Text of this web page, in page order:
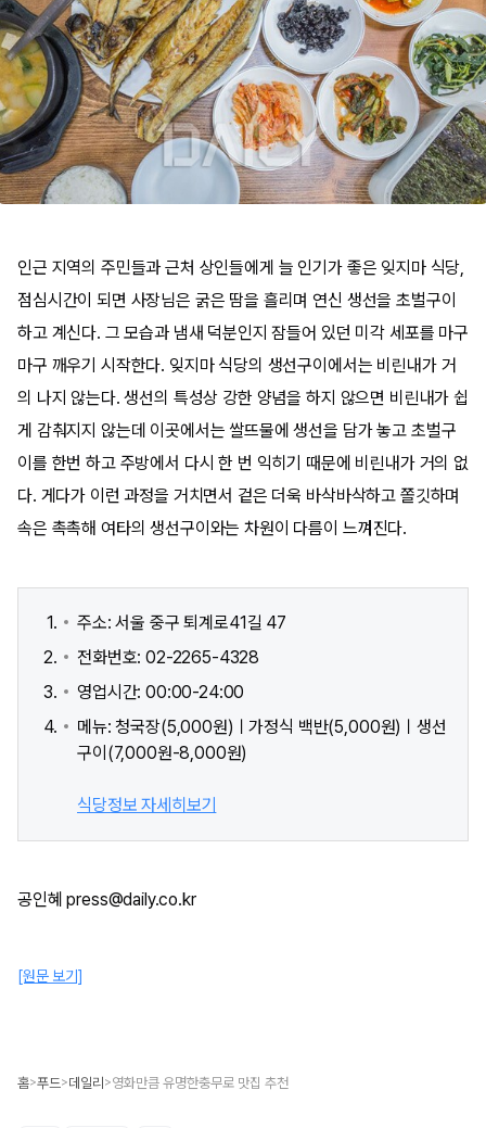
인근 지역의 주민들과 근처 상인들에게 늘 인기가 좋은 잊지마 식당,
점심시간이 되면 사장님은 굵은 땀을 흘리며 연신 생선을 초벌구이
하고 계신다. 그 모습과 냄새 덕분인지 잠들어 있던 미각 세포를 마구
마구 깨우기 시작한다. 잊지마 식당의 생선구이에서는 비린내가 거
의 나지 않는다. 생선의 특성상 강한 양념을 하지 않으면 비린내가 쉽
게 감춰지지 않는데 이곳에서는 쌀뜨물에 생선을 담가 놓고 초벌구
이를 한번 하고 주방에서 다시 한 번 익히기 때문에 비린내가 거의 없
다. 게다가 이런 과정을 거치면서 겉은 더욱 바삭바삭하고 쫄깃하며
속은 촉촉해 여타의 생선구이와는 차원이 다름이 느껴진다.
주소: 서울 중구 퇴계로41길 47
전화번호: 02-2265-4328
영업시간: 00:00-24:00
메뉴: 청국장(5,000원)ㅣ가정식 백반(5,000원)ㅣ생선
구이(7,000원-8,000원)
식당정보 자세히보기
공인혜 press@daily.co.kr
[원문 보기]
홈>푸드>데일리>영화만큼 유명한충무로 맛집 추천